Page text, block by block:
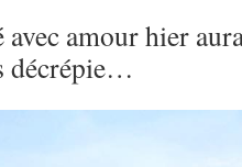
amour hier
décrépie…